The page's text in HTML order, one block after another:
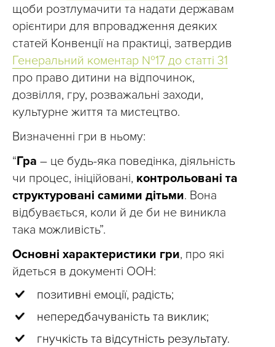
щоби розтлумачити та надати державам
орієнтири для впровадження деяких
статей Конвенції на практиці, затвердив
Генеральний коментар №17 до статті 31
про право дитини на відпочинок,
дозвілля, гру, розважальні заходи,
культурне життя та мистецтво.
Визначенні гри в ньому:
“Гра – це будь-яка поведінка, діяльність
чи процес, ініційовані, контрольовані та
структуровані самими дітьми. Вона
відбувається, коли й де би не виникла
така можливість”.
Основні характеристики гри, про які
йдеться в документі ООН:
позитивні емоції, радість;
непередбачуваність та виклик;
гнучкість та відсутність результату.